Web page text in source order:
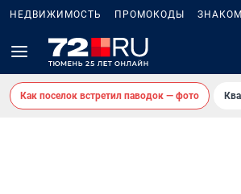
НЕДВИЖИМОСТЬ ПРОМОКОДЫ
Как поселок встретил паводок — фото